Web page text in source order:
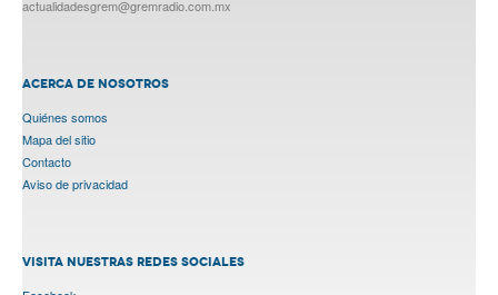
actualidadesgrem@gremradio.com.mx
ACERCA DE NOSOTROS
Quiénes somos
Mapa del sitio
Contacto
Aviso de privacidad
VISITA NUESTRAS REDES SOCIALES